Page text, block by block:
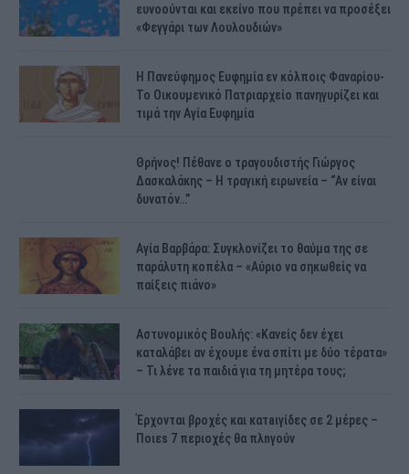
ευνοούνται και εκείνο που πρέπει να προσέξει
«Φεγγάρι των Λουλουδιών»
H Πανεύφημος Ευφημία εν κόλποις Φαναρίου-
Το Οικουμενικό Πατριαρχείο πανηγυρίζει και
τιμά την Αγία Ευφημία
Θρήνος! Πέθανε ο τραγουδιστής Γιώργος
Δασκαλάκης – Η τραγική ειρωνεία – “Αν είναι
δυνατόν…”
Αγία Βαρβάρα: Συγκλονίζει το θαύμα της σε
παράλυτη κοπέλα – «Αύριο να σηκωθείς να
παίξεις πιάνο»
Αστυνομικός Bουλής: «Κανείς δεν έχει
καταλάβει αν έχουμε ένα σπίτι με δύο τέρατα»
– Τι λένε τα παιδιά για τη μητέρα τους;
Έρχονται βροχές και κατaιγίδες σε 2 μέpες –
Ποιεs 7 πεpιοχές θα πλnγούν